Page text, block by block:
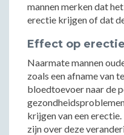
mannen merken dat
erectie krijgen of dat
Effect op
Naarmate mannen
zoals een afname van
bloedtoevoer naar de
krijgen van een
zijn over deze